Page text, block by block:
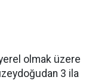
olmak üzere
3 ila